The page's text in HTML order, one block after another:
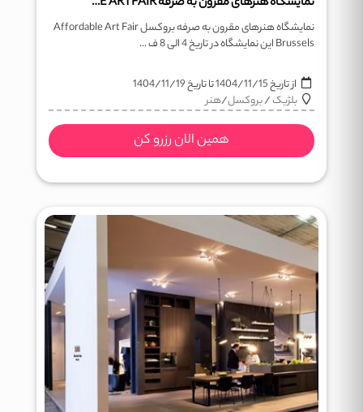
نمایشگاه هنرهای مقرون به صرفه بروکسل Affordable Art Fair
Brussels این نمایشگاه در تاریخ 4 الی 8 ف ...
از تاریخ1404/11/15تا تاریخ1404/11/19
بلژیک/بروکسل/هنر
همین الان رزرو کن